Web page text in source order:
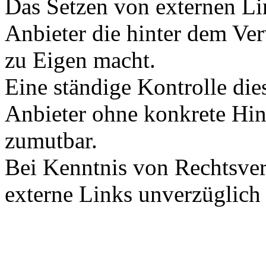
Das Setzen von externen
Anbieter die hinter dem
zu Eigen macht.
Eine ständige Kontrolle
Anbieter ohne konkrete
zumutbar.
Bei Kenntnis von
externe Links unverzüglich